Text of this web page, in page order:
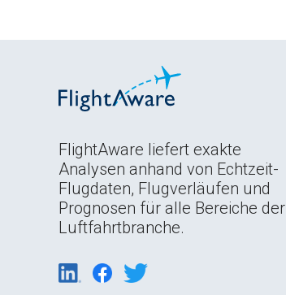
FlightAware liefert exakte
Analysen anhand von Echtzeit-
Flugdaten, Flugverläufen und
Prognosen für alle Bereiche der
Luftfahrtbranche.